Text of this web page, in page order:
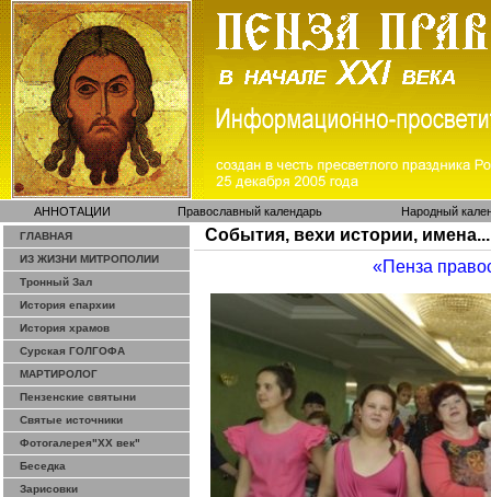
АННОТАЦИИ Православный календарь Народный
ГЛАВНАЯ
ИЗ ЖИЗНИ МИТРОПОЛИИ
Тронный Зал
История епархии
История храмов
Сурская ГОЛГОФА
МАРТИРОЛОГ
Пензенские святыни
Святые источники
Фотогалерея"ХХ век"
Беседка
Зарисовки
События, вехи истории, имена...
«Пенза